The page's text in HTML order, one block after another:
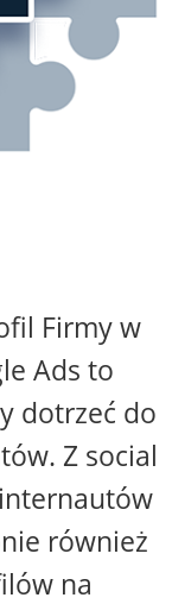
Firmy w
Ads to
dotrzeć do
Z social
również
na